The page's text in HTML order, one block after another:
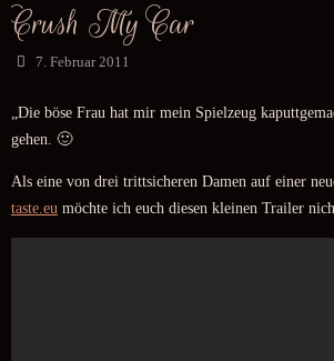
Crush My Car
7. Februar 2011
„Die böse Frau hat mir mein Spielzeug
gehen. 🙂
Als eine von drei trittsicheren Damen auf einer
taste.eu möchte ich euch diesen kleinen Trailer